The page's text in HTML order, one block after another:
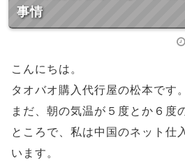
事情
こんにちは。
タオバオ購入代行屋の松本です。
まだ、朝の気温が５度とか６度
ところで、私は中国のネット仕
います。